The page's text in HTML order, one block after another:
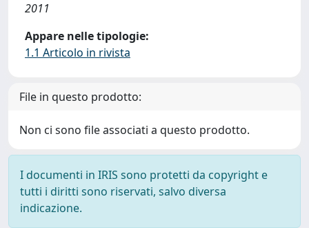
2011
Appare nelle tipologie:
1.1 Articolo in rivista
File in questo prodotto:
Non ci sono file associati a questo prodotto.
I documenti in IRIS sono protetti da copyright e
tutti i diritti sono riservati, salvo diversa
indicazione.